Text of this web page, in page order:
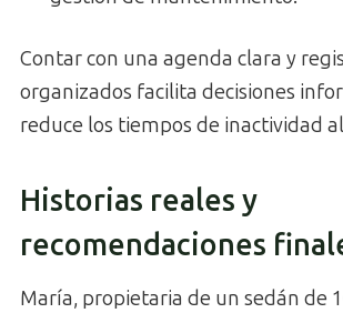
Contar con una agenda clara y
organizados facilita decisiones
reduce los tiempos de inactividad
Historias reales y
recomendaciones
María, propietaria de un sedán de